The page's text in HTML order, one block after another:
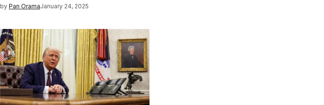
by Pan OramaJanuary 24, 2025